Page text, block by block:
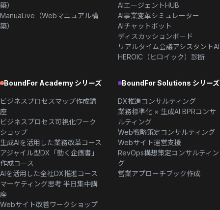
築）
ManuaLive（Webマニュアル構
築）
AIエージェントHUB
AI事業変革シミュレーター
AIチャットボット
ディスカッションボード
リアルタイム会議アシスタントAI
HEROIC（ヒロイック）診断
BoundFor Academy シリーズ
ビジネスプロセスマップ作成講
座
ビジネスプロセス可視化ワーク
ショップ
生成AIを活用した業務改革コース
アジャイル型DX「動く企画書」
作成コース
AIを活用した全社DX推進コース
マーケティング思考 半日集中講
座
Webサイト改善ワークショップ
BoundFor Solutions シリーズ
DX推進コンサルティング
業務標準化 × 生成AI BPRコンサ
ルティング
Web戦略策定コンサルティング
Webサイト運営支援
RevOps構想策定コンサルティン
グ
営業アプローチブック作成